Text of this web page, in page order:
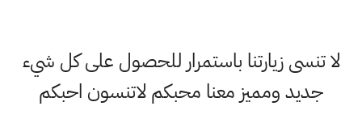
لا تنسى زيارتنا باستمرار للحصول على كل شيء
جديد ومميز معنا محبكم لاتنسون احبكم